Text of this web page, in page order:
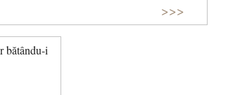
>>>
bătându-i